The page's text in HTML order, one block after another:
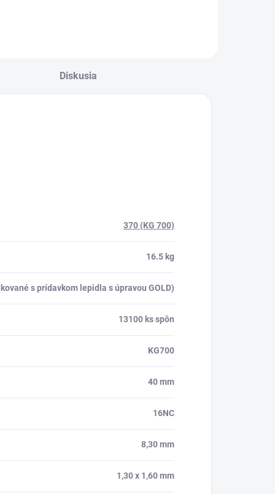
Diskusia
370 (KG 700)
16.5 kg
s prídavkom lepidla s úpravou GOLD)
13100 ks spôn
KG700
40 mm
16NC
8,30 mm
1,30 x 1,60 mm